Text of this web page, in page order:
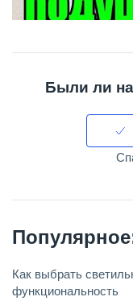
Были ли
Как выбрать
функциональность